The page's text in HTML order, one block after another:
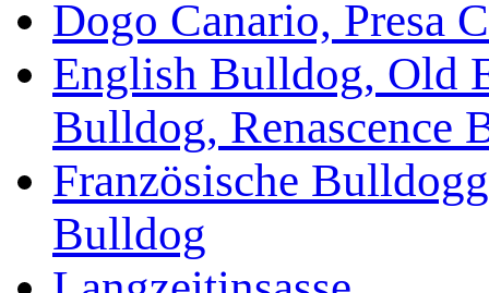
Dogo Canario, Presa
English Bulldog, Old
Bulldog, Renascence
Französische
Bulldog